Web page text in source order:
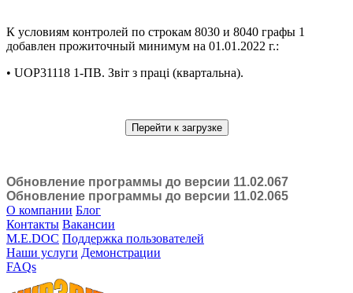
К условиям контролей по строкам 8030 и 8040 графы 1
добавлен прожиточный минимум на 01.01.2022 г.:
• UOP31118 1-ПВ. Звіт з праці (квартальна).
Перейти к загрузке
Обновление программы до версии 11.02.067
Обновление программы до версии 11.02.065
О компании Блог
Контакты Вакансии
M.E.DOC Поддержка пользователей
Наши услуги Демонстрации
FAQs